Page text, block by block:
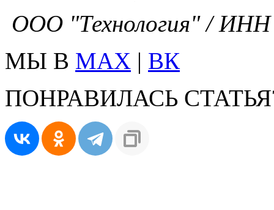
ООО "Технология" / ИНН
МЫ В MAX | ВК
ПОНРАВИЛАСЬ